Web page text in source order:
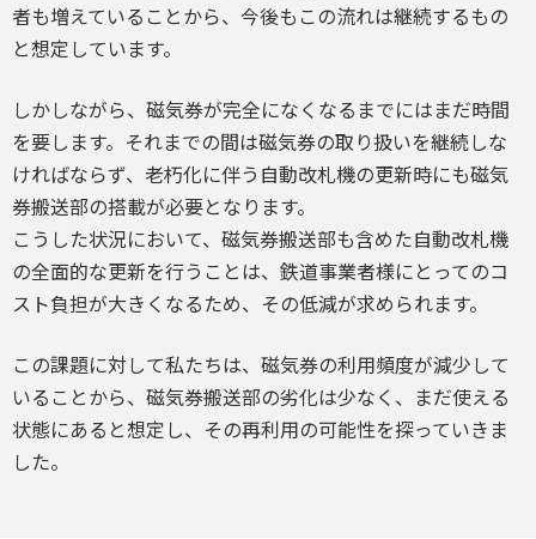
者も増えていることから、今後もこの流れは継続するもの
と想定しています。
しかしながら、磁気券が完全になくなるまでにはまだ時間
を要します。それまでの間は磁気券の取り扱いを継続しな
ければならず、老朽化に伴う自動改札機の更新時にも磁気
券搬送部の搭載が必要となります。
こうした状況において、磁気券搬送部も含めた自動改札機
の全面的な更新を行うことは、鉄道事業者様にとってのコ
スト負担が大きくなるため、その低減が求められます。
この課題に対して私たちは、磁気券の利用頻度が減少して
いることから、磁気券搬送部の劣化は少なく、まだ使える
状態にあると想定し、その再利用の可能性を探っていきま
した。